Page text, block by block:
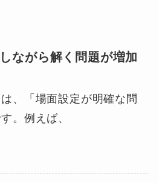
ながら解く問題が増加
、「場面設定が明確な問
。例えば、